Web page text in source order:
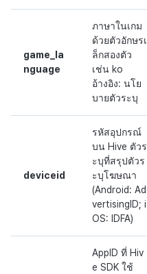
game_la
nguage
ภาษาในเกม
ด้วยตัวอักษรเ
ล็กสองตัว
เช่น ko
อ้างอิง: นโย
บายตัวระบุ
deviceid
รหัสอุปกรณ์
บน Hive ตัวร
ะบุที่สรุปตัวร
ะบุโฆษณา
(Android: Ad
vertisingID; i
OS: IDFA)
AppID ที่ Hiv
e SDK ใช้